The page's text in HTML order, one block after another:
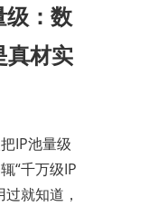
级：数
真材实
IP池量级
“千万级IP
就知道，